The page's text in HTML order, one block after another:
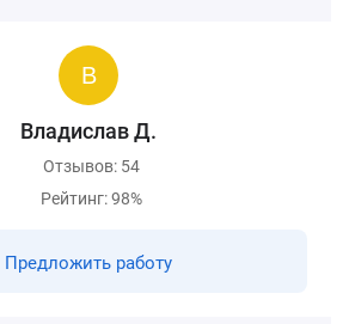
Владислав Д.
Отзывов: 54
Рейтинг: 98%
Предложить работу